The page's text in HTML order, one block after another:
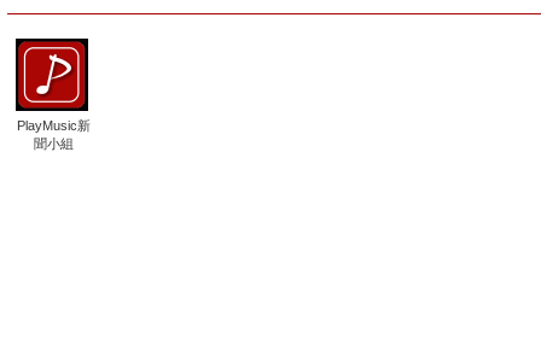
PlayMusic新
聞小組